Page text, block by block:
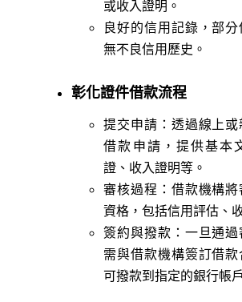
或收入證明。
良好的信用記錄，部
無不良信用歷史。
彰化證件借款流程
提交申請：透過線上
借款申請，提供基本
證、收入證明等。
審核過程：借款機構
資格，包括信用評估、
簽約與撥款：一旦通
需與借款機構簽訂借
可撥款到指定的銀行帳